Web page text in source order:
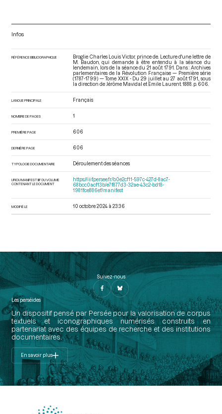
Infos
RÉFÉRENCE BIBLIOGRAPHIQUE
Broglie Charles Louis Victor, prince de. Lecture d'une lettre de
M. Baudon, qui demande à être entendu à la séance du
lendemain, lors de la séance du 21 août 1791. Dans : Archives
parlementaires de la Révolution Française — Première série
(1787-1799) — Tome XXIX - Du 29 juillet au 27 août 1791.
, sous
la direction de Jérôme Mavidal et Emile Laurent. 1888. p. 606.
LANGUE PRINCIPALE Français
NOMBRE DE PAGES 1
PREMIÈRE PAGE 606
DERNIÈRE PAGE 606
TYPOLOGIE DOCUMENTAIRE Déroulement des séances
URI DU MANIFEST IIIF DU VOLUME
CONTENANT LE DOCUMENT
https://iiif.persee.fr/b0e2cf11-597c-427d-8ac7-
68bcc0acf13b/e7f877d3-32ae-43c2-bd18-
1981fce886ef/manifest
MODIFIÉ LE 10 octobre 2024 à 23:36
Suivez-nous
Les perséides
Un dispositif pensé par Persée pour la valorisation de corpus
textuels et iconographiques numérisés construits en
partenariat avec des équipes de recherche et des institutions
documentaires.
En savoir plus